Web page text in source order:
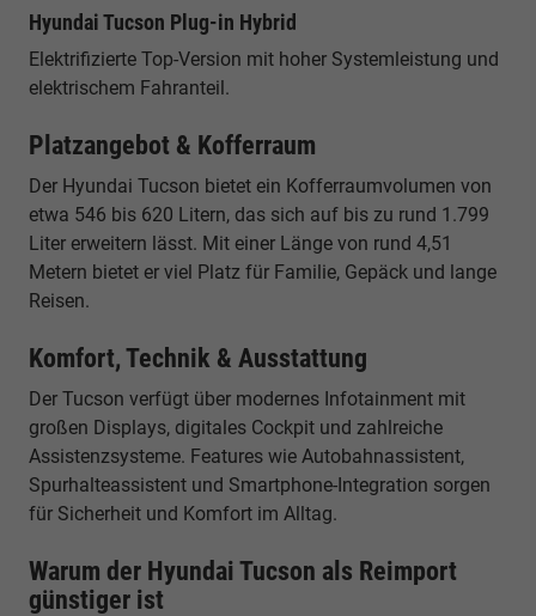
Hyundai Tucson Plug-in Hybrid
Elektrifizierte Top-Version mit hoher Systemleistung und
elektrischem Fahranteil.
Platzangebot & Kofferraum
Der Hyundai Tucson bietet ein Kofferraumvolumen von
etwa 546 bis 620 Litern, das sich auf bis zu rund 1.799
Liter erweitern lässt. Mit einer Länge von rund 4,51
Metern bietet er viel Platz für Familie, Gepäck und lange
Reisen.
Komfort, Technik & Ausstattung
Der Tucson verfügt über modernes Infotainment mit
großen Displays, digitales Cockpit und zahlreiche
Assistenzsysteme. Features wie Autobahnassistent,
Spurhalteassistent und Smartphone-Integration sorgen
für Sicherheit und Komfort im Alltag.
Warum der Hyundai Tucson als Reimport
günstiger ist